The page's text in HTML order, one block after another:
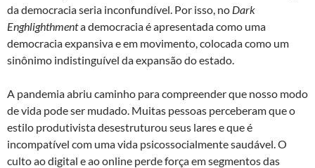
da democracia seria inconfundível. Por isso, no Dark
Enghlighthmenta democracia é apresentada como uma
democracia expansiva e em movimento, colocada como um
sinônimo indistinguível da expansão do estado.
A pandemia abriu caminho para compreender que nosso modo
de vida pode ser mudado. Muitas pessoas perceberam que o
estilo produtivista desestruturou seus lares e que é
incompatível com uma vida psicossocialmente saudável. O
culto ao digital e ao online perde força em segmentos das